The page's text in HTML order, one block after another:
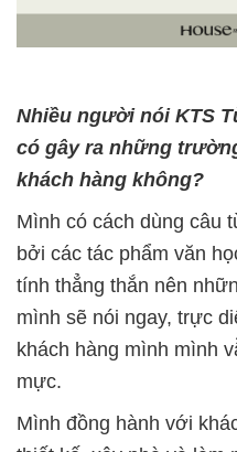
Nhiều người nói KTS
có gây ra những
khách hàng không?
Mình có cách dùng câu
bởi các tác phẩm văn
tính thẳng thắn nên
mình sẽ nói ngay, trực
khách hàng mình mình
mực.
Mình đồng hành với